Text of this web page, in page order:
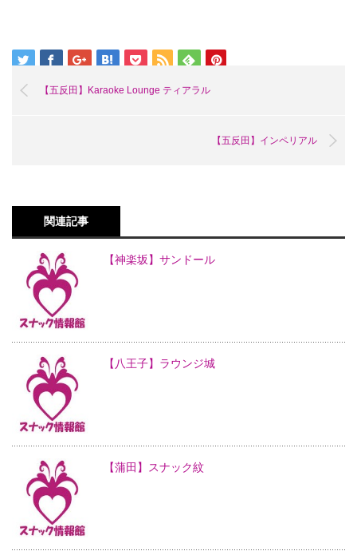
【五反田】Karaoke Lounge ティアラル
【五反田】インペリアル
関連記事
【神楽坂】サンドール
【八王子】ラウンジ城
【蒲田】スナック紋